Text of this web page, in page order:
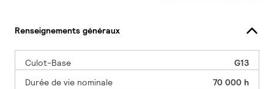
Renseignements généraux
Culot-Base
G13
Durée de vie nominale
70 000 h